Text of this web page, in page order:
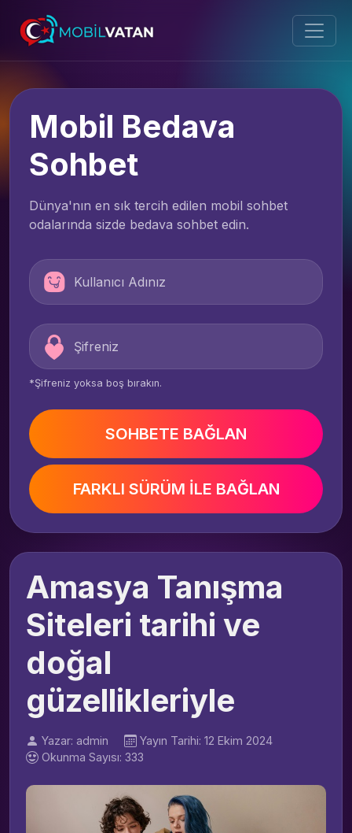
Mobil Bedava
Sohbet
Dünya'nın en sık tercih edilen mobil sohbet
odalarında sizde bedava sohbet edin.
*Şifreniz yoksa boş bırakın.
SOHBETE BAĞLAN
FARKLI SÜRÜM İLE BAĞLAN
Amasya Tanışma
Siteleri tarihi ve
doğal
güzellikleriyle
Yazar: admin
Yayın Tarihi: 12 Ekim 2024
Okunma Sayısı: 333